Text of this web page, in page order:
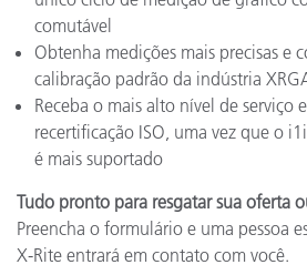
comutável
Obtenha medições mais precisas e
calibração padrão da indústria
Receba o mais alto nível de serviço
recertificação ISO, uma vez que o
é mais suportado
Tudo pronto para resgatar sua oferta
Preencha o formulário e uma pessoa
X-Rite entrará em contato com você.